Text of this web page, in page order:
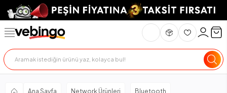
Ana Sayfa Network Ürünleri Bluetooth